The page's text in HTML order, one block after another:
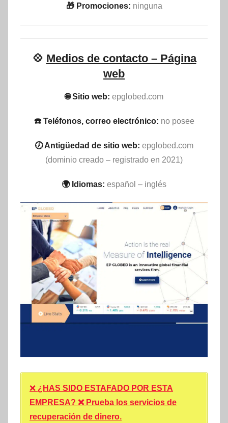
🎁 Promociones: ninguna
💠 Medios de contacto – Página
web
🌐 Sitio web: epglobed.com
☎️ Teléfonos, correo electrónico: no posee
🕖 Antigüedad de sitio web: epglobed.com
(dominio creado – registrado en 2021)
🌍 Idiomas: español – inglés
❌ ¿HAS SIDO ESTAFADO POR ESTA
EMPRESA? ❌ Prueba los servicios de
recuperación de dinero.